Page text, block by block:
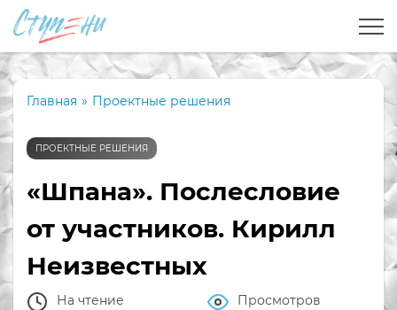
Главная » Проектные решения
ПРОЕКТНЫЕ РЕШЕНИЯ
«Шпана». Послесловие
от участников. Кирилл
Неизвестных
На чтение
Просмотров